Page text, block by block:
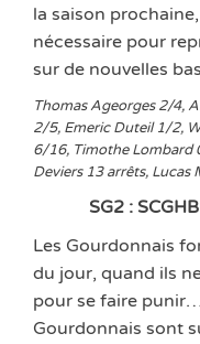
la saison
nécessaire pour
sur de nouvelles
Thomas Ageorges 2/4,
2/5, Emeric Duteil 1/2,
6/16, Timothe Lombard
Deviers 13 arrêts,
SG2 :
Les Gourdonnais
du jour, quand ils
pour se faire
Gourdonnais sont